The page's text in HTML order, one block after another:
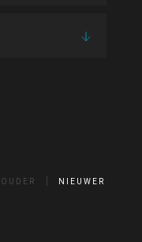
OUDER NIEUWER